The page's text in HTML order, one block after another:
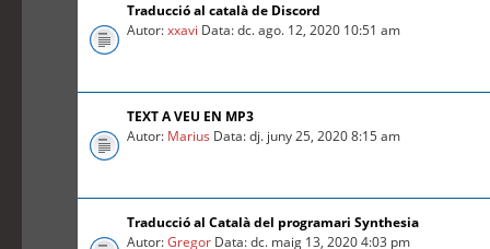
Traducció al català de Discord
Autor:xxavi Data: dc. ago. 12, 2020 10:51 am
TEXT A VEU EN MP3
Autor: Marius Data: dj. juny 25, 2020 8:15 am
Traducció al Català del programari Synthesia
Autor:Gregor Data: dc. maig 13, 2020 4:03 pm